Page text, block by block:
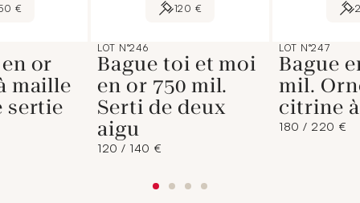
€
or
maille
sertie
120 €
LOT N°246
Bague toi et moi
en or 750 mil.
Serti de deux
aigu
120 / 140 €
LOT N°247
Bague
mil.
citrine
180 / 220 €